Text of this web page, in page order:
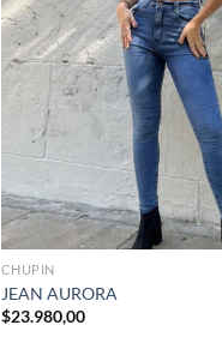
+
CHUPIN
JEAN AURORA
$23.980,00